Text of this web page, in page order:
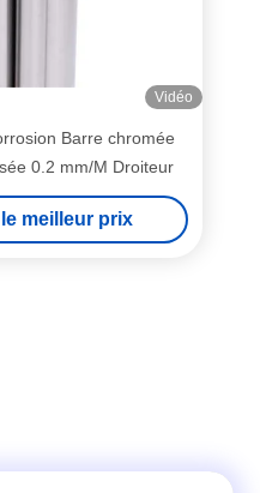
Vidéo
Barre chromée
0.2 mm/M Droiteur
meilleur prix